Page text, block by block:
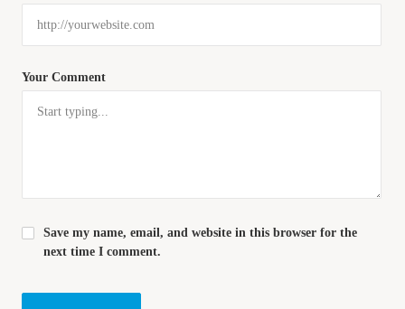
Your Comment
Save my name, email, and website in this browser for the
next time I comment.